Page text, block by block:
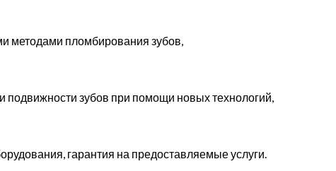
методами пломбирования зубов,
подвижности зубов при помощи новых технологий,
гарантия на предоставляемые услуги.